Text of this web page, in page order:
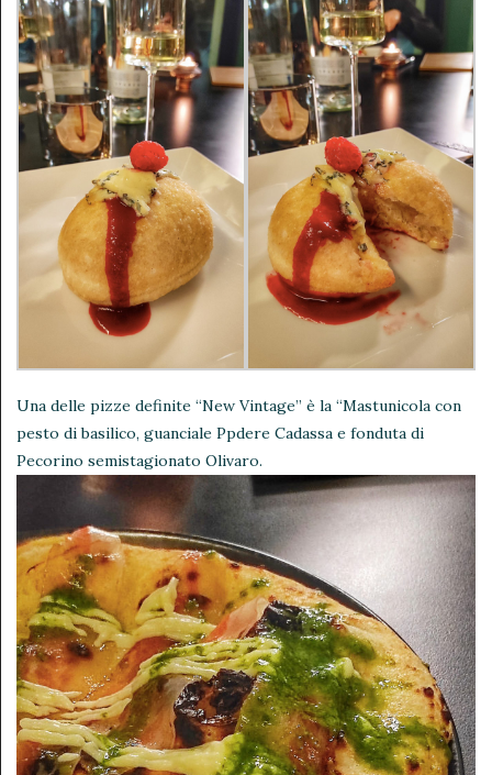
Una delle pizze definite “New Vintage” è la “Mastunicola con
pesto di basilico, guanciale Ppdere Cadassa e fonduta di
Pecorino semistagionato Olivaro.